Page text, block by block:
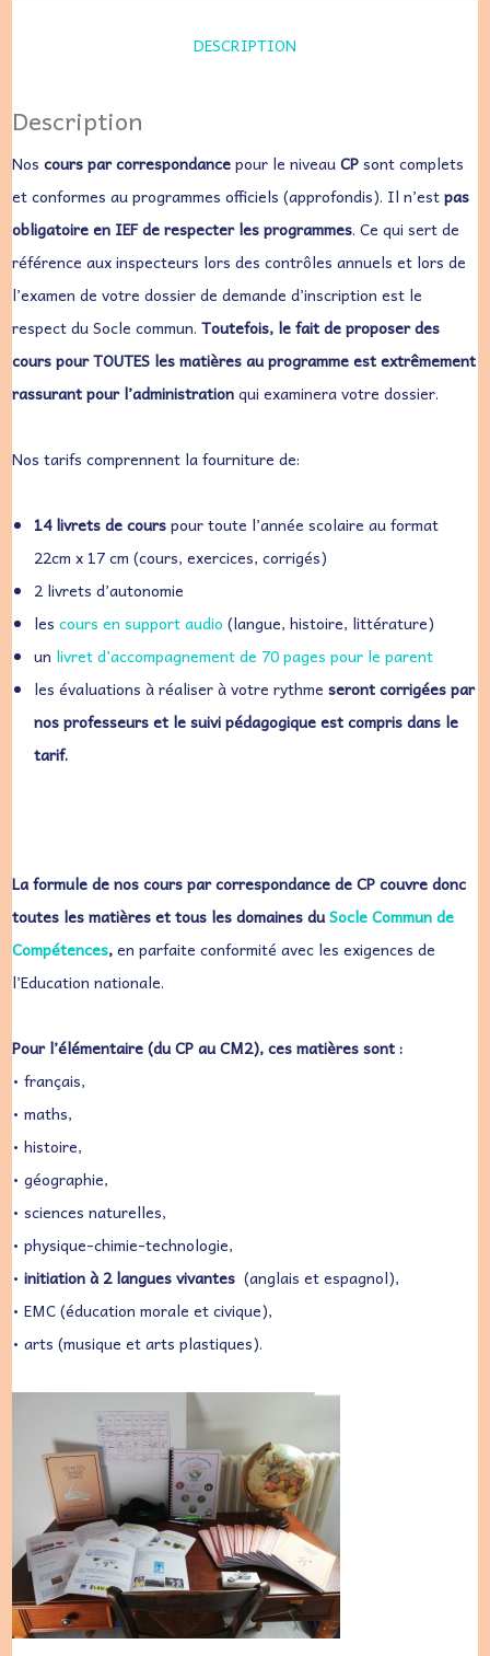
DESCRIPTION
Description
Noscours par correspondancepour le niveauCPsont complets
et conformes au programmes officiels (approfondis). Il n’estpas
obligatoire en IEF de respecter les programmes. Ce qui sert de
référence aux inspecteurs lors des contrôles annuels et lors de
l’examen de votre dossier de demande d’inscription est le
respect du Socle commun.Toutefois, le fait de proposer des
cours pour TOUTES les matières au programme est extrêmement
rassurant pour l’administrationqui examinera votre dossier.
Nos tarifs comprennent la fourniture de:
14 livrets de courspour toute l’année scolaire au format
22cm x 17 cm (cours, exercices, corrigés)
2 livrets d’autonomie
lescours en support audio (langue, histoire, littérature)
un livret d’accompagnement de 70 pages pour le parent
les évaluations à réaliser à votre rythmeseront corrigées par
nos professeurs et le suivi pédagogique est compris dans le
tarif.
La formule de nos cours par correspondance de CP couvre donc
toutes les matières et tous les domaines duSocle Commun de
Compétences,en parfaite conformité avec les exigences de
l’Education nationale.
Pour l’élémentaire (du CP au CM2), ces matières sont :
• français,
• maths,
• histoire,
• géographie,
• sciences naturelles,
• physique-chimie-technologie,
• initiation à 2 langues vivantes (anglais et espagnol),
• EMC (éducation morale et civique),
• arts (musique et arts plastiques).